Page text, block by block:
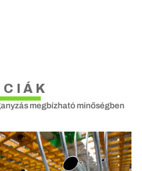
megbízható minőségben